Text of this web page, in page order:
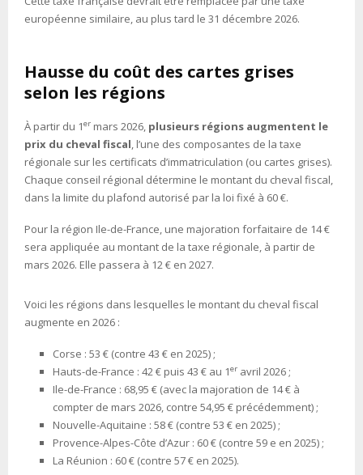
européenne similaire, au plus tard le 31 décembre 2026.
Hausse du coût des cartes grises
selon les régions
À partir du 1er mars 2026, plusieurs régions augmentent le
prix du cheval fiscal , l’une des composantes de la taxe
régionale sur les certificats d’immatriculation (ou cartes grises).
Chaque conseil régional détermine le montant du cheval fiscal,
dans la limite du plafond autorisé par la loi fixé à 60 €.
Pour la région Ile-de-France, une majoration forfaitaire de 14 €
sera appliquée au montant de la taxe régionale, à partir de
mars 2026. Elle passera à 12 € en 2027.
Voici les régions dans lesquelles le montant du cheval fiscal
augmente en 2026 :
Corse : 53 € (contre 43 € en 2025) ;
Hauts-de-France : 42 € puis 43 € au 1er avril 2026 ;
Ile-de-France : 68,95 € (avec la majoration de 14 € à
compter de mars 2026, contre 54,95 € précédemment) ;
Nouvelle-Aquitaine : 58 € (contre 53 € en 2025) ;
Provence-Alpes-Côte d’Azur : 60 € (contre 59 e en 2025) ;
La Réunion : 60 € (contre 57 € en 2025).